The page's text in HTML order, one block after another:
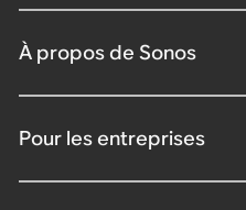
À propos de Sonos
Pour les entreprises